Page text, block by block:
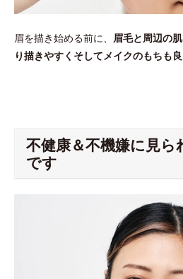
眉を描き始める前に、 眉毛と周辺の
り描きやすくそしてメイクのもちも良
不健康＆不機嫌に見
です